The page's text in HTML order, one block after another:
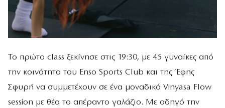
Το πρώτο class ξεκίνησε στις 19:30, με 45 γυναίκες από
την κοινότητα του Enso Sports Club και της Έφης
Σφυρή να συμμετέχουν σε ένα μοναδικό Vinyasa Flow
session με θέα το απέραντο γαλάζιο. Με οδηγό την